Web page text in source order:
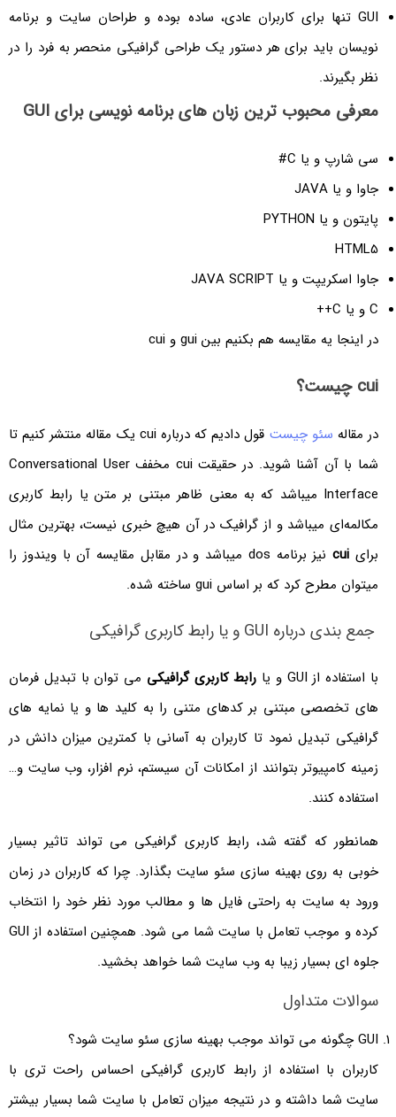
GUI تنها برای کاربران عادی، ساده بوده و طراحان سایت و برنامه
نویسان باید برای هر دستور یک طراحی گرافیکی منحصر به فرد را در
نظر بگیرند.
معرفی محبوب ترین زبان های برنامه نویسی برای GUI
سی شارپ و یا C#
جاوا و یا JAVA
پایتون و یا PYTHON
HTML5
جاوا اسکریپت و یا JAVA SCRIPT
C و یا C++
در اینجا یه مقایسه هم بکنیم بین gui و cui
cui چیست؟
در مقالهسئو چیست
قول دادیم که درباره cui یک مقاله منتشر کنیم تا
شما با آن آشنا شوید. در حقیقت cui مخفف Conversational User
Interface میباشد که به معنی ظاهر مبتنی بر متن یا رابط کاربری
مکالمه‌ای میباشد و از گرافیک در آن هیچ خبری نیست، بهترین مثال
برای cui
نیز برنامه dos میباشد و در مقابل مقایسه آن با ویندوز را
میتوان مطرح کرد که بر اساس gui ساخته شده.
جمع بندی درباره GUI و یا رابط کاربری گرافیکی
با استفاده از GUI و یا رابط کاربری گرافیکیمی توان با تبدیل فرمان
های تخصصی مبتنی بر کدهای متنی را به کلید ها و یا نمایه های
گرافیکی تبدیل نمود تا کاربران به آسانی با کمترین میزان دانش در
زمینه کامپیوتر بتوانند از امکانات آن سیستم، نرم افزار، وب سایت و…
استفاده کنند.
همانطور که گفته شد، رابط کاربری گرافیکی می تواند تاثیر بسیار
خوبی به روی بهینه سازی سئو سایت بگذارد. چرا که کاربران در زمان
ورود به سایت به راحتی فایل ها و مطالب مورد نظر خود را انتخاب
کرده و موجب تعامل با سایت شما می شود. همچنین استفاده از GUI
جلوه ای بسیار زیبا به وب سایت شما خواهد بخشید.
سوالات متداول
GUI چگونه می تواند موجب بهینه سازی سئو سایت شود؟
کاربران با استفاده از رابط کاربری گرافیکی احساس راحت تری با
سایت شما داشته و در نتیجه میزان تعامل با سایت شما بسیار بیشتر